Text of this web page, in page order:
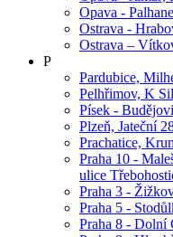
Opava -
Ostrava -
Ostrava –
P
Pardubice,
Pelhřimov, K
Písek -
Plzeň, Jateční
Prachatice,
Praha 10 -
ulice
Praha 3 -
Praha 5 -
Praha 8 - Dolní